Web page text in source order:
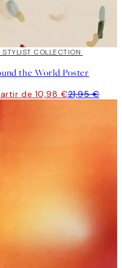
STYLIST COLLECTION
the World Poster
de 10,98 €21,95 €